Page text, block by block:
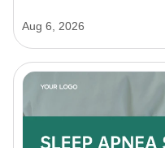
Aug 6, 2026